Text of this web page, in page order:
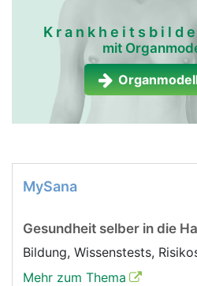
mit
MySana
Gesundheit selber in die
Bildung, Wissenstests,
Mehr zum Thema